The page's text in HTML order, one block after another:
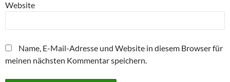
Website
Name, E-Mail-Adresse und Website in diesem Browser für
meinen nächsten Kommentar speichern.